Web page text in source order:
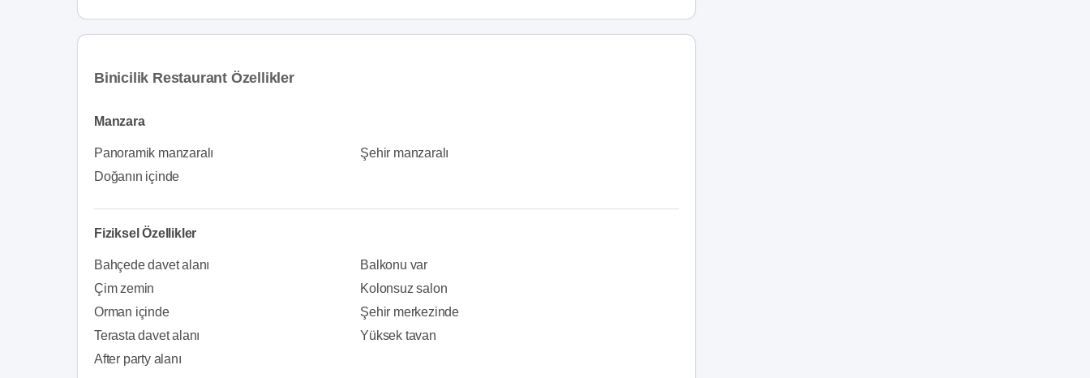
Binicilik Restaurant Özellikler
Manzara
Panoramik manzaralı
Şehir manzaralı
Doğanın içinde
Fiziksel Özellikler
Bahçede davet alanı
Balkonu var
Çim zemin
Kolonsuz salon
Orman içinde
Şehir merkezinde
Terasta davet alanı
Yüksek tavan
After party alanı